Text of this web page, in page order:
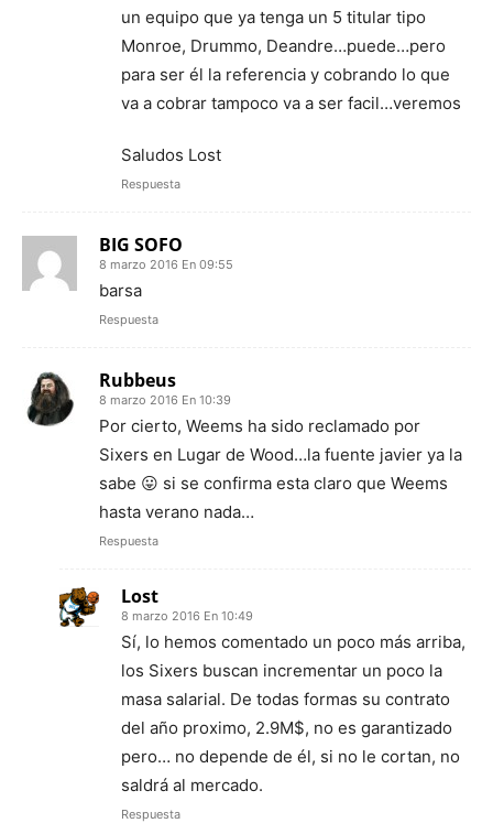
un equipo que ya tenga un 5 titular tipo
Monroe, Drummo, Deandre…puede…pero
para ser él la referencia y cobrando lo que
va a cobrar tampoco va a ser facil…veremos
Saludos Lost
Respuesta
BIG SOFO
8 marzo 2016 En 09:55
barsa
Respuesta
Rubbeus
8 marzo 2016 En 10:39
Por cierto, Weems ha sido reclamado por
Sixers en Lugar de Wood…la fuente javier ya la
sabe 😛 si se confirma esta claro que Weems
hasta verano nada…
Respuesta
Lost
8 marzo 2016 En 10:49
Sí, lo hemos comentado un poco más arriba,
los Sixers buscan incrementar un poco la
masa salarial. De todas formas su contrato
del año proximo, 2.9M$, no es garantizado
pero… no depende de él, si no le cortan, no
saldrá al mercado.
Respuesta